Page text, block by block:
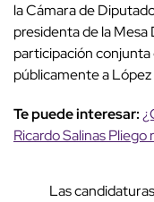
la Cámara de
presidenta de la Mesa
participación conjunta
públicamente a
Te puede interesar:
Ricardo Salinas
Las